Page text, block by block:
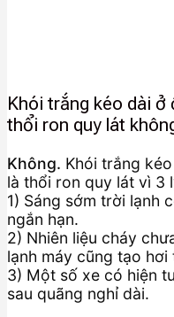
Khói trắng kéo dài ở
thổi ron quy lát
Không. Khói trắng
là thổi ron quy lát vì 3
1) Sáng sớm trời lạnh
ngắn hạn.
2) Nhiên liệu cháy
lạnh máy cũng tạo hơi
3) Một số xe có hiện
sau quãng nghỉ dài.